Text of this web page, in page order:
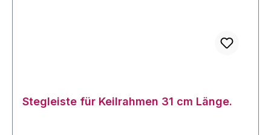
Stegleiste für Keilrahmen 31 cm Länge.